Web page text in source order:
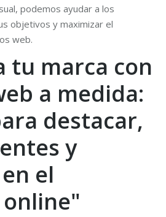
podemos ayudar a los
objetivos y maximizar el
web.
tu marca con
a medida:
destacar,
y
el